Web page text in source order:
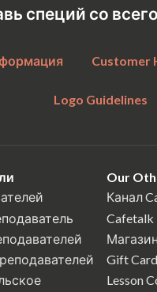
специй со
Customer
Logo Guidelines
Our
Канал
Cafetalk
Gift Card
Lesson